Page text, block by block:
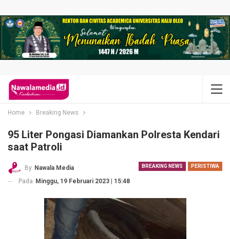
Home Breaking News
95 Liter Pongasi Diamankan Polresta Kendari
saat Patroli
BREAKING NEWS PERISTIWA
By Nawala Media
Pada Minggu, 19 Februari 2023 | 15:48